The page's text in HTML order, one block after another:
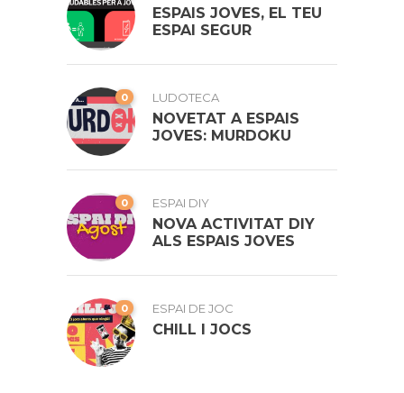
ESPAIS JOVES, EL TEU
ESPAI SEGUR
0 LUDOTECA
NOVETAT A ESPAIS
JOVES: MURDOKU
0 ESPAI DIY
NOVA ACTIVITAT DIY
ALS ESPAIS JOVES
0 ESPAI DE JOC
CHILL I JOCS